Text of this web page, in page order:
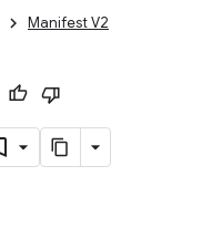
Manifest V2